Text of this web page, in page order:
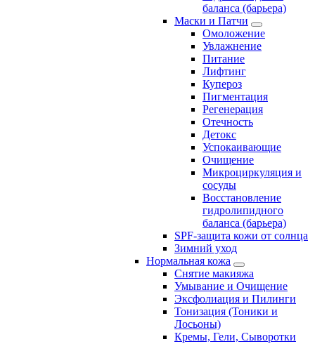
баланса (барьера)
Маски и Патчи
Омоложение
Увлажнение
Питание
Лифтинг
Купероз
Пигментация
Регенерация
Отечность
Детокс
Успокаивающие
Очищение
Микроциркуляция и
сосуды
Восстановление
гидролипидного
баланса (барьера)
SPF-защита кожи от солнца
Зимний уход
Нормальная кожа
Снятие макияжа
Умывание и Очищение
Эксфолиация и Пилинги
Тонизация (Тоники и
Лосьоны)
Кремы, Гели, Сыворотки